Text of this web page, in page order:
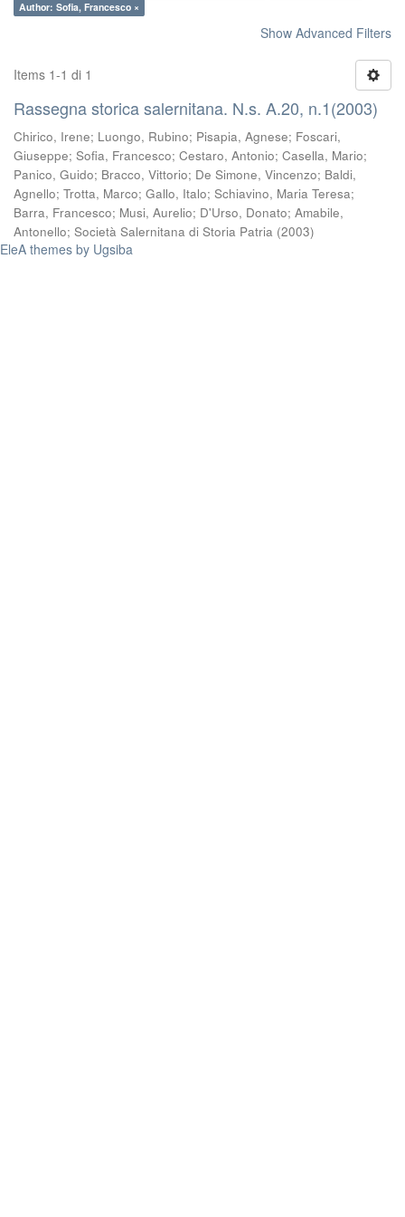
Author: Sofia, Francesco ×
Show Advanced Filters
Items 1-1 di 1
Rassegna storica salernitana. N.s. A.20, n.1(2003)
Chirico, Irene; Luongo, Rubino; Pisapia, Agnese; Foscari,
Giuseppe; Sofia, Francesco; Cestaro, Antonio; Casella, Mario;
Panico, Guido; Bracco, Vittorio; De Simone, Vincenzo; Baldi,
Agnello; Trotta, Marco; Gallo, Italo; Schiavino, Maria Teresa;
Barra, Francesco; Musi, Aurelio; D'Urso, Donato; Amabile,
Antonello; Società Salernitana di Storia Patria (2003)
EleA themes by Ugsiba